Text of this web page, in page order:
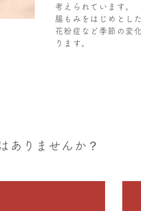
考えられています。
腸もみをはじめとし
花粉症など季節の変
ります。
ありませんか？